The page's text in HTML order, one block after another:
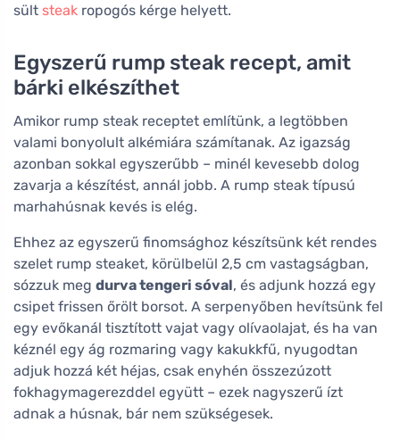
sült steak ropogós kérge helyett.
Egyszerű rump steak recept, amit
bárki elkészíthet
Amikor rump steak receptet említünk, a legtöbben
valami bonyolult alkémiára számítanak. Az igazság
azonban sokkal egyszerűbb – minél kevesebb dolog
zavarja a készítést, annál jobb. A rump steak típusú
marhahúsnak kevés is elég.
Ehhez az egyszerű finomsághoz készítsünk két rendes
szelet rump steaket, körülbelül 2,5 cm vastagságban,
sózzuk meg durva tengeri sóval, és adjunk hozzá egy
csipet frissen őrölt borsot. A serpenyőben hevítsünk fel
egy evőkanál tisztított vajat vagy olívaolajat, és ha van
kéznél egy ág rozmaring vagy kakukkfű, nyugodtan
adjuk hozzá két héjas, csak enyhén összezúzott
fokhagymagerezddel együtt – ezek nagyszerű ízt
adnak a húsnak, bár nem szükségesek.